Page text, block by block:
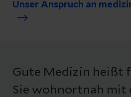
Unser Anspruch an
Gute Medizin heißt
Sie wohnortnah mit